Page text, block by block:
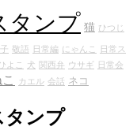
タンプ 猫 ひつじ
敬語 日常編 にゃんこ
日常ス
よこ 犬 関西弁 ウサギ
日常会
カエル 会話 ネコ
タンプ